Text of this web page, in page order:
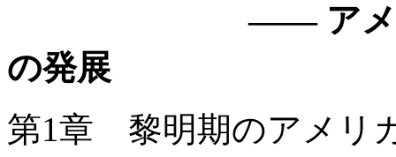
—— アメリカに
の発展
第1章 黎明期のアメリ